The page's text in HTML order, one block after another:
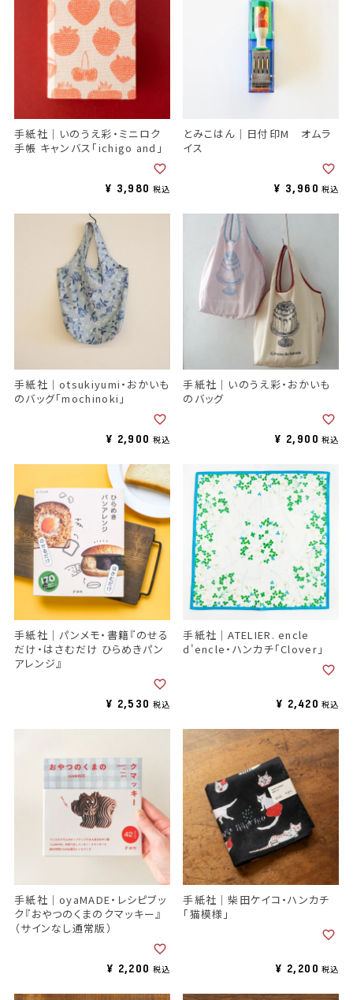
手紙社｜いのうえ彩・ミニロク
手帳 キャンバス「ichigo and」
¥ 3,980 税込
とみこはん｜日付印M オムラ
イス
¥ 3,960 税込
手紙社｜otsukiyumi・おかいも
のバッグ「mochinoki」
¥ 2,900 税込
手紙社｜いのうえ彩・おかいも
のバッグ
¥ 2,900 税込
手紙社｜パンメモ・書籍『のせる
だけ・はさむだけ ひらめきパン
アレンジ』
¥ 2,530 税込
手紙社｜ATELIER. encle
d'encle・ハンカチ「Clover」
¥ 2,420 税込
手紙社｜oyaMADE・レシピブッ
ク『おやつのくまのクマッキー』
（サインなし通常版）
¥ 2,200 税込
手紙社｜柴田ケイコ・ハンカチ
「猫模様」
¥ 2,200 税込